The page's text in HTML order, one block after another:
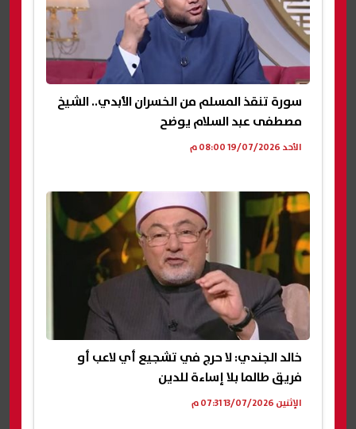
سورة تنقذ المسلم من الخسران الأبدي.. الشيخ
مصطفى عبد السلام يوضح
الأحد 19/07/2026 08:00 م
خالد الجندي: لا حرج في تشجيع أي لاعب أو
فريق طالما بلا إساءة للدين
الإثنين 13/07/2026 07:31 م